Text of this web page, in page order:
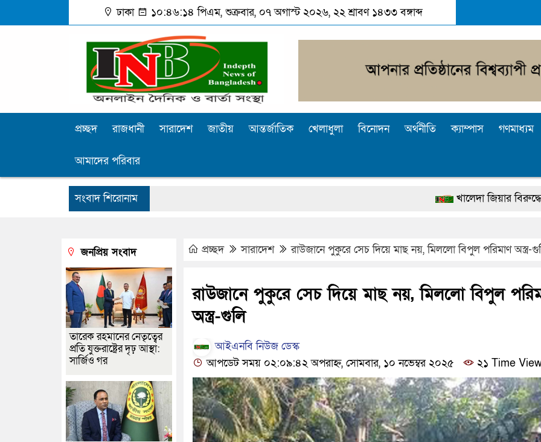
ঢাকা ১০:৪৬:১৫ পিএম, শুক্রবার, ০৭ অগাস্ট ২০২৬, ২২ শ্রাবণ ১৪৩৩ বঙ্গাব্দ
প্রচ্ছদ রাজধানী সারাদেশ জাতীয় আন্তর্জাতিক খেলাধুলা বিনোদন অর্থনীতি ক্যাম্পাস গণমাধ্যম
আমাদের পরিবার
সংবাদ শিরোনাম খালেদা জিয়ার বিরুদ্ধে মিথ্যা
পুলিশ কোনো দলের বা গোষ্ঠীর
ঢাকার চারপাশে সচল হবে নৌপথ,
আদালতকে বলতে চাইলাম ফাঁসি
প্রচ্ছদ সারাদেশ রাউজানে পুকুরে সেচ দিয়ে মাছ নয়, মিললো বিপুল পরিমাণ অস্ত্র-
রাউজানে পুকুরে সেচ দিয়ে মাছ নয়, মিললো বিপুল
অস্ত্র-গুলি
আইএনবি নিউজ ডেস্ক
আপডেট সময় ০২:০৯:৪২ অপরাহ্ন, সোমবার, ১০ নভেম্বর ২০২৫
২১ Time
জনপ্রিয় সংবাদ
তারেক রহমানের নেতৃত্বের
প্রতি যুক্তরাষ্ট্রের দৃঢ় আস্থা:
সার্জিও গর